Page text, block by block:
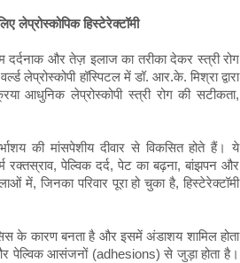
लेप्रोस्कोपिक हिस्टेरेक्टॉमी
दर्दनाक और तेज़ इलाज का तरीका देकर स्त्री रोग
लेप्रोस्कोपी हॉस्पिटल में डॉ. आर.के. मिश्रा द्वारा
आधुनिक लेप्रोस्कोपी स्त्री रोग की सटीकता,
की मांसपेशीय दीवार से विकसित होते हैं। ये
पेल्विक दर्द, पेट का बढ़ना, बांझपन और
जिनका परिवार पूरा हो चुका है, हिस्टेरेक्टॉमी
के कारण बनता है और इसमें अंडाशय शामिल होता
और पेल्विक आसंजनों (adhesions) से जुड़ा होता है।